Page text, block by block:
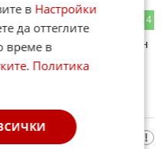
4
е трудно. Един
още през нощта. До се
в Настройки
да оттеглите
време в
. Политика